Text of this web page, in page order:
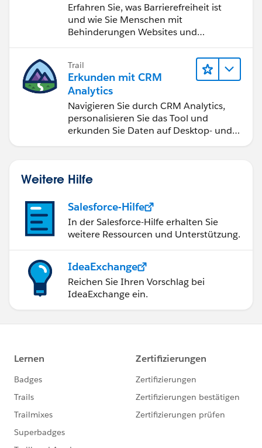
Erfahren Sie, was Barrierefreiheit ist
und wie Sie Menschen mit
Behinderungen Websites und
Trail
Erkunden mit CRM
Analytics
Navigieren Sie durch CRM Analytics,
personalisieren Sie das Tool und
erkunden Sie Daten auf Desktop- und
Weitere Hilfe
Salesforce-Hilfe
In der Salesforce-Hilfe erhalten Sie
weitere Ressourcen und Unterstützung.
IdeaExchange
Reichen Sie Ihren Vorschlag bei
IdeaExchange ein.